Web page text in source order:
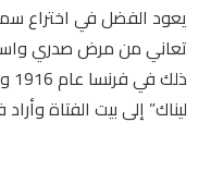
يعود الفضل في اختراع
تعاني من مرض صدري
ليناك” إلى بيت الفتاة